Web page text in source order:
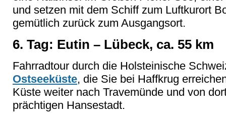
und setzen mit dem Schiff zum Luftkurort
gemütlich zurück zum Ausgangsort.
6. Tag: Eutin – Lübeck, ca. 55 km
Fahrradtour durch die Holsteinische
Ostseeküste, die Sie bei Haffkrug
Küste weiter nach Travemünde und von
prächtigen Hansestadt.